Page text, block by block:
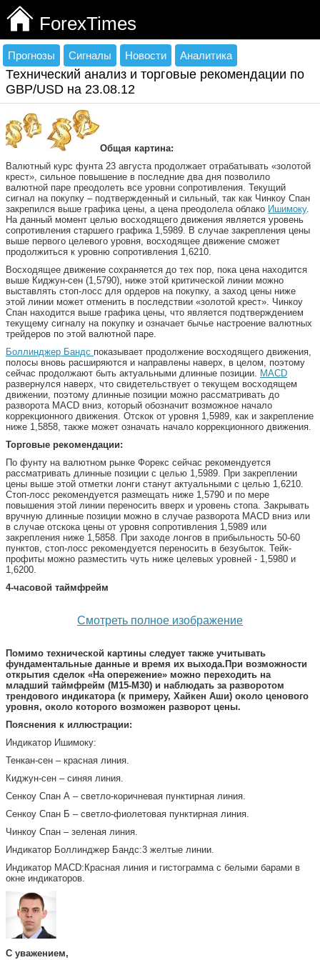
ForexTimes
Прогнозы Сигналы Новости Аналитика
Технический анализ и торговые рекомендации по
GBP/USD на 23.08.12
Общая картина:
Валютный курс фунта 23 августа продолжает отрабатывать «золотой
крест», сильное повышение в последние два дня позволило
валютной паре преодолеть все уровни сопротивления. Текущий
сигнал на покупку – подтвержденный и сильный, так как Чинкоу Спан
закрепился выше графика цены, а цена преодолела облако Ишимоку.
На данный момент целью восходящего движения является уровень
сопротивления старшего графика 1,5989. В случае закрепления цены
выше первого целевого уровня, восходящее движение сможет
продолжиться к уровню сопротивления 1,6210.
Восходящее движение сохраняется до тех пор, пока цена находится
выше Киджун-сен (1,5790), ниже этой критической линии можно
выставлять стоп-лосс для ордеров на покупку, а заход цены ниже
этой линии может отменить в последствии «золотой крест». Чинкоу
Спан находится выше графика цены, что является подтверждением
текущему сигналу на покупку и означает бычье настроение валютных
трейдеров по этой валютной паре.
Боллинджер Бандс показывает продолжение восходящего движения,
полосы вновь расширяются и направлены наверх, в целом, поэтому
сейчас продолжают быть актуальными длинные позиции. MACD
развернулся наверх, что свидетельствует о текущем восходящем
движении, поэтому длинные позиции можно рассматривать до
разворота MACD вниз, который обозначит возможное начало
коррекционного движения. Отскок от уровня 1,5989, как и закрепление
ниже 1,5858, также может означать начало коррекционного движения.
Торговые рекомендации:
По фунту на валютном рынке Форекс сейчас рекомендуется
рассматривать длинные позиции с целью 1,5989. При закреплении
цены выше этой отметки лонги станут актуальными с целью 1,6210.
Стоп-лосс рекомендуется размещать ниже 1,5790 и по мере
повышения этой линии переносить вверх и уровень стопа. Закрывать
вручную длинные позиции можно в случае разворота MACD вниз или
в случае отскока цены от уровня сопротивления 1,5989 или
закрепления ниже 1,5858. При заходе лонгов в прибыльность 50-60
пунктов, стоп-лосс рекомендуется переносить в безубыток. Тейк-
профиты можно разместить чуть ниже целевых уровней - 1,5980 и
1,6200.
4-часовой таймфрейм
Смотреть полное изображение
Помимо технической картины следует также учитывать
фундаментальные данные и время их выхода. При возможности
открытия сделок «На опережение» можно переходить на
младший таймфрейм (M15-M30) и наблюдать за разворотом
трендового индикатора (к примеру, Хайкен Аши) около ценового
уровня, около которого возможен разворот цены.
Пояснения к иллюстрации:
Индикатор Ишимоку:
Тенкан-сен – красная линия.
Киджун-сен – синяя линия.
Сенкоу Спан А – светло-коричневая пунктирная линия.
Сенкоу Спан Б – светло-фиолетовая пунктирная линия.
Чинкоу Спан – зеленая линия.
Индикатор Боллинджер Бандс:3 желтые линии.
Индикатор MACD:Красная линия и гистограмма с белыми барами в
окне индикаторов.
С уважением,